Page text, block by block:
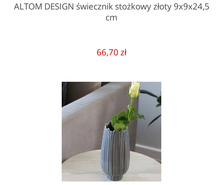
ALTOM DESIGN świecznik stożkowy złoty 9x9x24,5
cm
66,70 zł